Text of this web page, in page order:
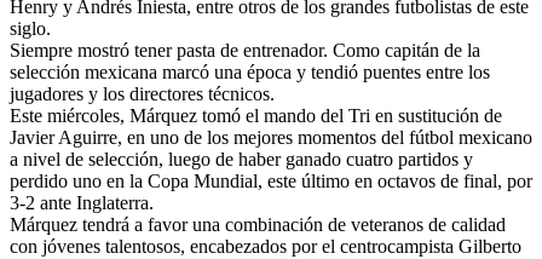
Henry y Andrés Iniesta, entre otros de los grandes futbolistas de este
siglo.
Siempre mostró tener pasta de entrenador. Como capitán de la
selección mexicana marcó una época y tendió puentes entre los
jugadores y los directores técnicos.
Este miércoles, Márquez tomó el mando del Tri en sustitución de
Javier Aguirre, en uno de los mejores momentos del fútbol mexicano
a nivel de selección, luego de haber ganado cuatro partidos y
perdido uno en la Copa Mundial, este último en octavos de final, por
3-2 ante Inglaterra.
Márquez tendrá a favor una combinación de veteranos de calidad
con jóvenes talentosos, encabezados por el centrocampista Gilberto